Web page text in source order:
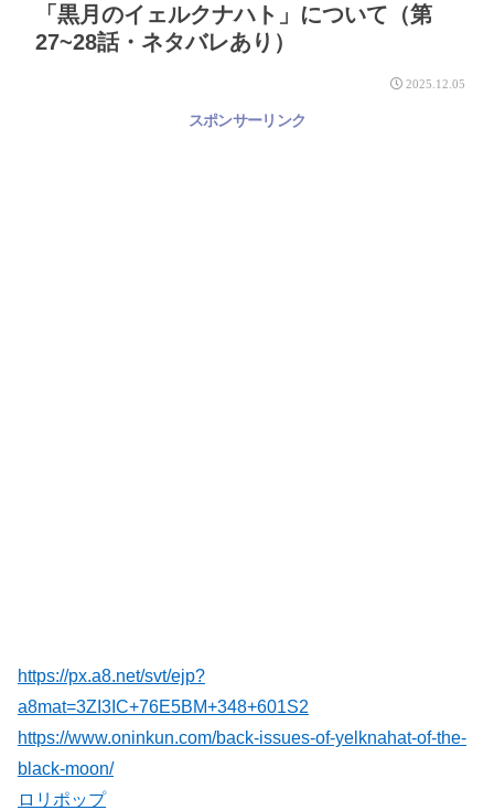
「黒月のイェルクナハト」について（第
27~28話・ネタバレあり）
2025.12.05
スポンサーリンク
https://px.a8.net/svt/ejp?
a8mat=3ZI3IC+76E5BM+348+601S2
https://www.oninkun.com/back-issues-of-yelknahat-of-the-
black-moon/
ロリポップ